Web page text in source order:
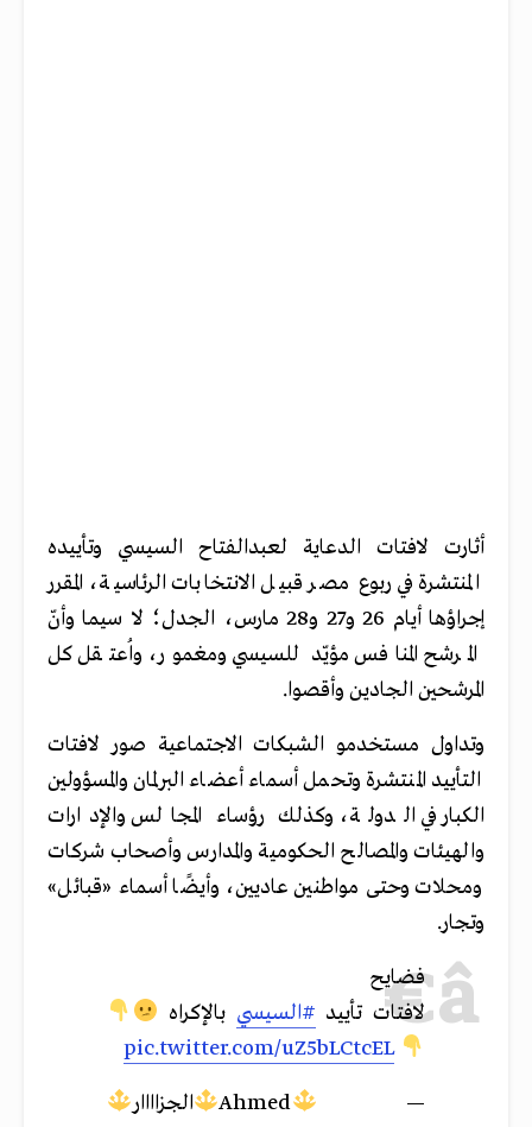
أثارت لافتات الدعاية لعبدالفتاح السيسي وتأييده
المنتشرة في ربوع مصر قبيل الانتخابات الرئاسية، المقرر
إجراؤها أيام 26 و27 و28 مارس، الجدل؛ لا سيما وأنّ
المرشح المنافس مؤيّد للسيسي ومغمور، واُعتقل كل
المرشحين الجادين وأقصوا.
وتداول مستخدمو الشبكات الاجتماعية صور لافتات
التأييد المنتشرة وتحمل أسماء أعضاء البرلمان والمسؤولين
الكبار في الدولة، وكذلك رؤساء المجالس والإدارات
والهيئات والمصالح الحكومية والمدارس وأصحاب شركات
ومحلات وحتى مواطنين عاديين، وأيضًا أسماء «قبائل»
وتجار.
فضايح
لافتات تأييد #السيسي بالإكراه
pic.twitter.com/uZ5bLCtcEL
—
Ahmed
الجزاااار